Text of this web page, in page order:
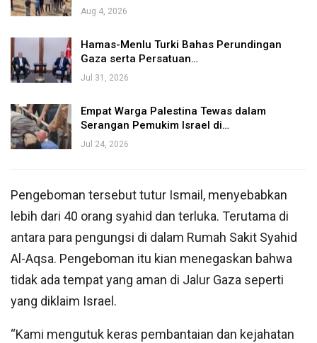
Aug 4, 2026
Hamas-Menlu Turki Bahas Perundingan
Gaza serta Persatuan…
Jul 31, 2026
Empat Warga Palestina Tewas dalam
Serangan Pemukim Israel di…
Jul 24, 2026
Pengeboman tersebut tutur Ismail, menyebabkan
lebih dari 40 orang syahid dan terluka. Terutama di
antara para pengungsi di dalam Rumah Sakit Syahid
Al-Aqsa. Pengeboman itu kian menegaskan bahwa
tidak ada tempat yang aman di Jalur Gaza seperti
yang diklaim Israel.
“Kami mengutuk keras pembantaian dan kejahatan